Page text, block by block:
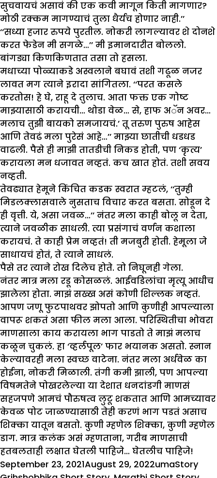
सुचवायचं असावं की एक कवी मागून किती मागणार?
मोठी रक्कम मागण्याचं तुला धैर्यच होणार नाही.’’
‘‘सध्या हजार रुपये पुरतील. नोकरी लागल्यावर शे दोनशे
करत फेडेन मी सगळे…’’ मी इमानदारीत बोललो.
बांगड्या किणकिणतात तसा तो हसला.
मधाच्या पोळ्याकडे अस्वलाने बघावं तशी गढूळ नजर
लावत मग त्याने इरादा सांगितला. ‘‘परत कसले
करतोस! हे घे, राहू दे तुलाच. आता फक्त एक गोष्ट
माझ्यासाठी करायची… थोडा वेळ… से, हाफ अॅन अवर…
मलाच तुझी बायको समजायचं.’ तू तरुण पुरुष आहेस
आणि तेवढं मला पुरेसं आहे…’’ माझ्या छातीची धडधड
वाढली. पैसे ही माझी तातडीची निकड होती, पण ‘कृत्य’
करायला मन धजावत नव्हतं. कच खात होतं. तशी सवय
नव्हती.
तेवढ्यात हेमूने किंचित कडक स्वरात म्हटलं, ‘‘तुम्ही
मिडलक्लासवाले नुसताच विचार करत बसता. सोडून दे
ही वृत्ती. ये, असा जवळ…’’ नंतर मला काही बोलू न देता,
त्याने जवळीक साधली. त्या प्रसंगाचं वर्णन कशाला
करायचं. ते काही प्रेम नव्हतं! ती मजबुरी होती. हेमूला जे
साधायचं होतं, ते त्याने साधलं.
पैसे तर त्याने रोख दिलेच होते. तो निघूनही गेला.
नंतर मात्र मला रडू कोसळलं. आईवडिलांचा मृत्यू आधीच
झालेला होता. माझं सख्ख असं कोणी शिल्लक नव्हतं.
आपण जणू फुटपाथवर झोपतो आणि कुणीही आपल्याला
वापरू शकतं असा फील मला आला. परिस्थितीचा भोवरा
माणसाला काय करायला भाग पाडतो ते माझं मलाच
कळून चुकलं. हा ‘व्हर्लपूल’ फार भयानक असतो. स्नान
केल्यावरही मला स्वच्छ वाटेना. नंतर मला अर्धवेळ का
होईना, नोकरी मिळाली. तंगी कमी झाली, पण आपल्या
विषमतेने पोखरलेल्या या देशात धनदांडगी माणसं
सहजपणे आमचं पौरुषत्व लुटू शकतात आणि आमच्यावर
केवळ पोट जाळण्यासाठी तेही करणं भाग पडतं असाच
शिक्का यातून बसतो. कुणी म्हणेल शिक्का, कुणी म्हणेल
डाग. मात्र कलंक असं म्हणताना, गरीब माणसाची
हतबलताही लक्षात घेतली पाहिजे… घेतलीच पाहिजे!
Posted
September 23, 2021August 29, 2022Author
umaStory